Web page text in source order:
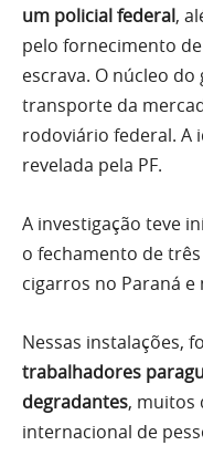
um policial federal,
pelo fornecimento
escrava. O núcleo
transporte da
rodoviário federal. A
revelada pela PF.
A investigação teve
o fechamento de
cigarros no Paraná e
Nessas instalações,
trabalhadores
degradantes, muitos
internacional de